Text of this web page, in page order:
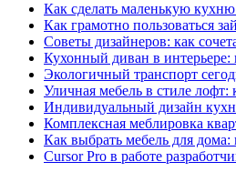
Как сделать маленькую
Как грамотно пользоваться
Советы дизайнеров: как
Кухонный диван в интерьере:
Экологичный транспорт
Уличная мебель в стиле лофт:
Индивидуальный дизайн
Комплексная меблировка
Как выбрать мебель для
Cursor Pro в работе